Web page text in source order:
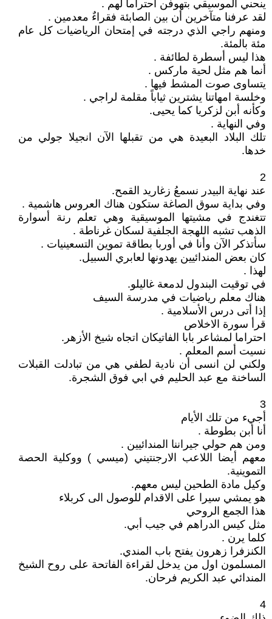
ينحني الموسيقي بتهوفن احتراما لهم .
لقد عرفنا متآخرين أن بين الصابئة فقراءٌ معدمين .
ومنهم راجي الذي درجته في إمتحان الرياضيات كل عام
مئة بالمئة.
هذا ليس أسطرة لطائفة .
أنما هم مثل لحية ماركس .
يتساوى صوت المشط فيها .
وخلسة امهاتنا يشترين ثياباً مقلمة لراجي .
وكأنه أبن لزكريا كما يحيى.
وفي النهاية .
تلك البلاد البعيدة هي من تقبلها الآن انجيلا جولي من
خدها.
2
عند نهاية البيدر نسمعُ زغاريد القمح.
وفي بداية سوق الصاغة ستكون هناك العروس هاشمية .
تتغندج في مشيتها الموسيقية وهي تعلم رنة أسوارة
الذهب تشبه اللهجة الجلفية لسكان غرناطة .
سأتذكر الآن وأنا في أوربا بطاقة تموين التسعينيات .
كان بعض المندائيين يهدونها لعابري السبيل.
لهذا .
في توقيت البندول لدمعة غاليلو.
هناك معلم رياضيات في مدرسة السيف
إذا أتى درس الأسلامية .
قرأ سورة الاخلاص
احتراما لمشاعر بابا الفاتيكان اتجاه شيخ الأزهر.
نسيت أسم المعلم .
ولكني لن انسى أن نادية لطفي هي من تبادلت القبلات
الساخنة مع عبد الحليم في ابي فوق الشجرة.
3
أجيء من تلك الأيام
أنا أبن بطوطة .
ومن هم حولي جيراننا المندائيين .
معهم أيضا اللاعب الارجنتيني (ميسي ) ووكلية الحصة
التموينية.
وكيل مادة الطحين ليس معهم.
هو يمشي سيرا على الاقدام للوصول الى كربلاء
هذا الجمع الروحي
مثل كيس الدراهم في جيب أبي.
كلما يرن .
الكنزفرا زهرون يفتح باب المندي.
المسلمون اول من يدخل لقراءة الفاتحة على روح الشيخ
المندائي عبد الكريم فرحان.
4